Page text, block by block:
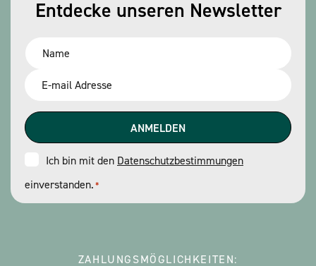
Entdecke unseren Newsletter
Consent
*
Ich bin mit den Datenschutzbestimmungen
einverstanden.*
ZAHLUNGSMÖGLICHKEITEN: